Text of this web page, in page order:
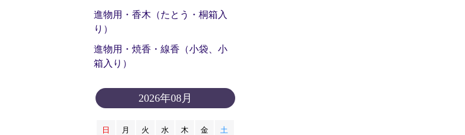
進物用・香木（たとう・桐箱入
り）
進物用・焼香・線香（小袋、小
箱入り）
2026年08月
日 月 火 水 木 金 土